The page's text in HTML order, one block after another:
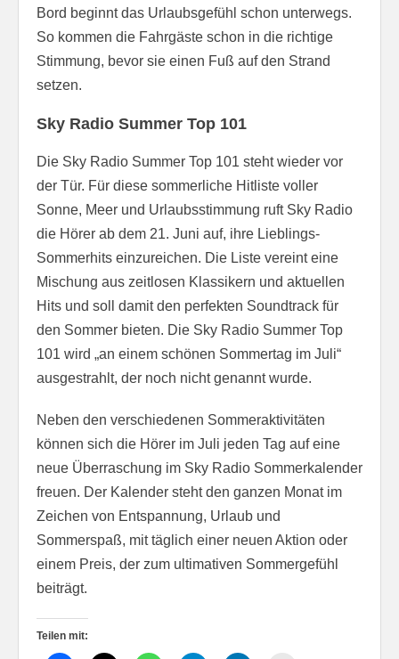
Bord beginnt das Urlaubsgefühl schon unterwegs.
So kommen die Fahrgäste schon in die richtige
Stimmung, bevor sie einen Fuß auf den Strand
setzen.
Sky Radio Summer Top 101
Die Sky Radio Summer Top 101 steht wieder vor
der Tür. Für diese sommerliche Hitliste voller
Sonne, Meer und Urlaubsstimmung ruft Sky Radio
die Hörer ab dem 21. Juni auf, ihre Lieblings-
Sommerhits einzureichen. Die Liste vereint eine
Mischung aus zeitlosen Klassikern und aktuellen
Hits und soll damit den perfekten Soundtrack für
den Sommer bieten. Die Sky Radio Summer Top
101 wird „an einem schönen Sommertag im Juli“
ausgestrahlt, der noch nicht genannt wurde.
Neben den verschiedenen Sommeraktivitäten
können sich die Hörer im Juli jeden Tag auf eine
neue Überraschung im Sky Radio Sommerkalender
freuen. Der Kalender steht den ganzen Monat im
Zeichen von Entspannung, Urlaub und
Sommerspaß, mit täglich einer neuen Aktion oder
einem Preis, der zum ultimativen Sommergefühl
beiträgt.
Teilen mit: